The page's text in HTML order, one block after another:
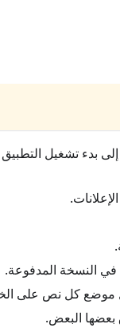
بدء تشغيل
النسخة المدفوعة.
كل نص على
البعض.